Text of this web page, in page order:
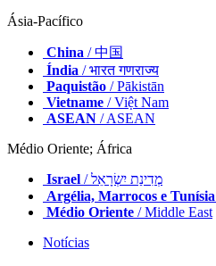
Ásia-Pacífico
China / 中国
Índia / भारत गणराज्य
Paquistão / Pākistān
Vietname / Việt Nam
ASEAN / ASEAN
Médio Oriente; África
Israel
/ מְדִינַת יִשְׂרָאֵל
Argélia, Marrocos e Tunísia
Médio Oriente / Middle East
Notícias